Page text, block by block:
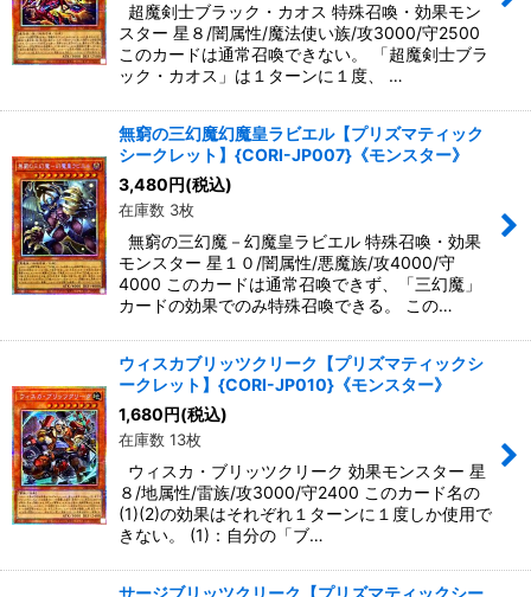
超魔剣士ブラック・カオス 特殊召喚・効果モン
スター 星８/闇属性/魔法使い族/攻3000/守2500
このカードは通常召喚できない。 「超魔剣士ブラ
ック・カオス」は１ターンに１度、 …
無窮の三幻魔幻魔皇ラビエル【プリズマティック
シークレット】{CORI-JP007}《モンスター》
3,480円(税込)
在庫数 3枚
無窮の三幻魔－幻魔皇ラビエル 特殊召喚・効果
モンスター 星１０/闇属性/悪魔族/攻4000/守
4000 このカードは通常召喚できず、「三幻魔」
カードの効果でのみ特殊召喚できる。 この…
ウィスカブリッツクリーク【プリズマティックシ
ークレット】{CORI-JP010}《モンスター》
1,680円(税込)
在庫数 13枚
ウィスカ・ブリッツクリーク 効果モンスター 星
８/地属性/雷族/攻3000/守2400 このカード名の
(1)(2)の効果はそれぞれ１ターンに１度しか使用で
きない。 (1)：自分の「ブ…
サージブリッツクリーク【プリズマティックシー